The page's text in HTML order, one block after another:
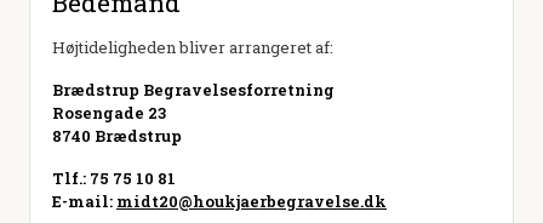
Højtideligheden bliver arrangeret af:
Brædstrup Begravelsesforretning
Rosengade 23
8740 Brædstrup
Tlf.: 75 75 10 81
E-mail: midt20@houkjaerbegravelse.dk